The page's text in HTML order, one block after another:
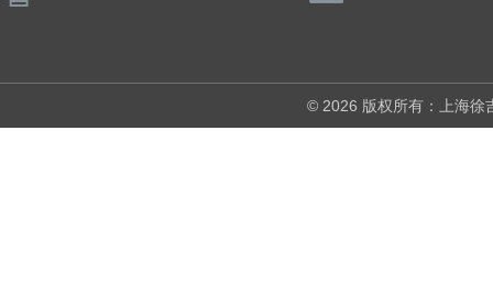
© 2026 版权所有：上海